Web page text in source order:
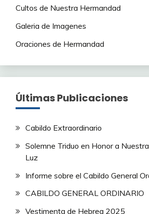
Cultos de Nuestra Hermandad
Galeria de Imagenes
Oraciones de Hermandad
Últimas Publicaciones
Cabildo Extraordinario
Solemne Triduo en Honor a
Luz
Informe sobre el Cabildo General
CABILDO GENERAL ORDINARIO
Vestimenta de Hebrea 2025